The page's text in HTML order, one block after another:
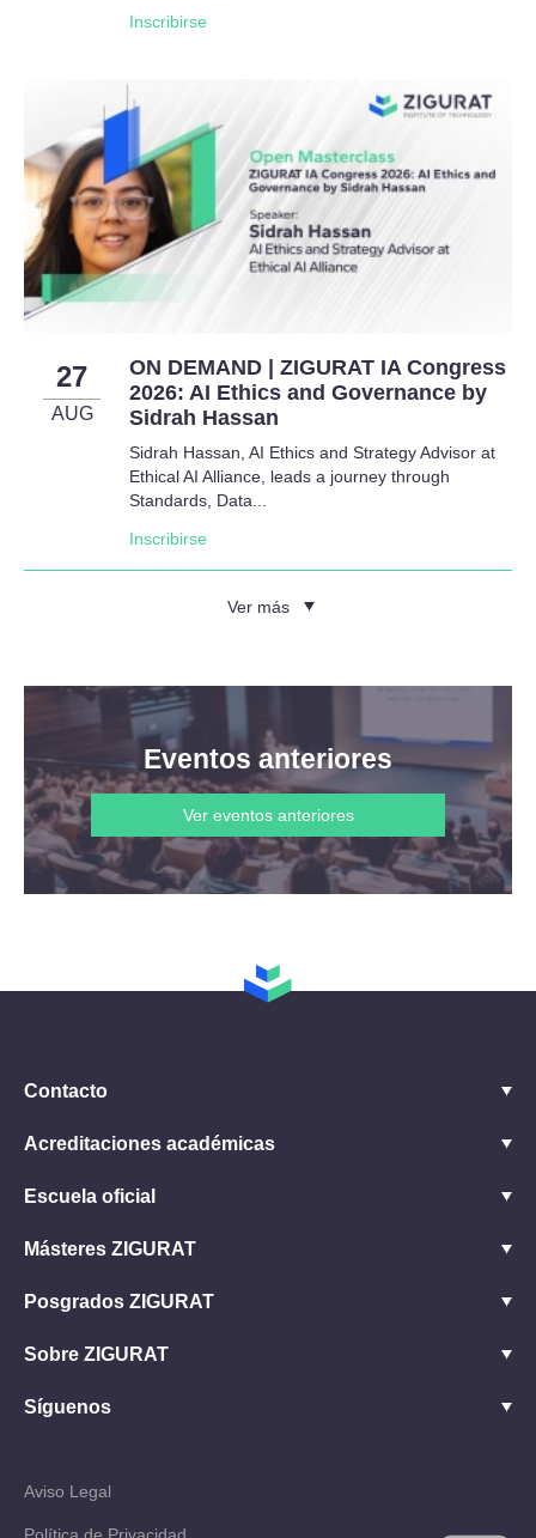
Inscribirse
27
AUG
ON DEMAND | ZIGURAT IA Congress
2026: AI Ethics and Governance by
Sidrah Hassan
Sidrah Hassan, AI Ethics and Strategy Advisor at
Ethical AI Alliance, leads a journey through
Standards, Data...
Inscribirse
Ver más
Eventos anteriores
Ver eventos anteriores
Contacto
Acreditaciones académicas
Escuela oficial
Másteres ZIGURAT
Posgrados ZIGURAT
Sobre ZIGURAT
Síguenos
Aviso Legal